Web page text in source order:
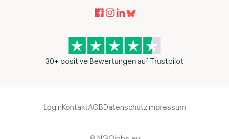
30+ positive Bewertungen auf Trustpilot
LoginKontaktAGBDatenschutzImpressum